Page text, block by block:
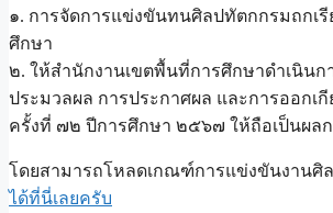
๑. การจัดการแข่งขันทนศิลปทัตกกรมถกเ
ศึกษา
๒. ให้สำนักงานเขตพื้นที่การศึกษาดำเนิน
ประมวลผล การประกาศผล และการออกเ
ครั้งที่ ๗๒ ปีการศึกษา ๒๕๖๗ ให้ถือเป็นผล
โดยสามารถโหลดเกณฑ์การแข่งขันงานศิ
ได้ที่นี่เลยครับ